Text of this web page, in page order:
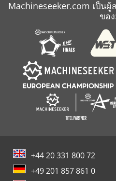
Weiler Md 220
Machineseeker.com เป็น
ขอ
+44 20 331 800 72
+49 201 857 861 0